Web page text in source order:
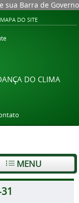
sua Barra de Governo
MAPA DO SITE
DO CLIMA
MENU